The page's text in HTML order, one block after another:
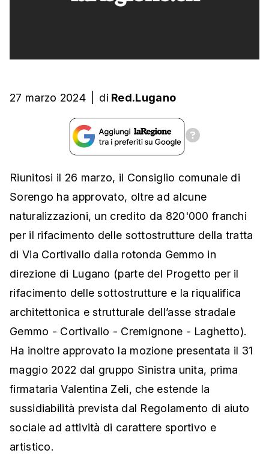
27 marzo 2024 di Red.Lugano
Riunitosi il 26 marzo, il Consiglio comunale di
Sorengo ha approvato, oltre ad alcune
naturalizzazioni, un credito da 820'000 franchi
per il rifacimento delle sottostrutture della tratta
di Via Cortivallo dalla rotonda Gemmo in
direzione di Lugano (parte del Progetto per il
rifacimento delle sottostrutture e la riqualifica
architettonica e strutturale dell’asse stradale
Gemmo - Cortivallo - Cremignone - Laghetto).
Ha inoltre approvato la mozione presentata il 31
maggio 2022 dal gruppo Sinistra unita, prima
firmataria Valentina Zeli, che estende la
sussidiabilità prevista dal Regolamento di aiuto
sociale ad attività di carattere sportivo e
artistico.